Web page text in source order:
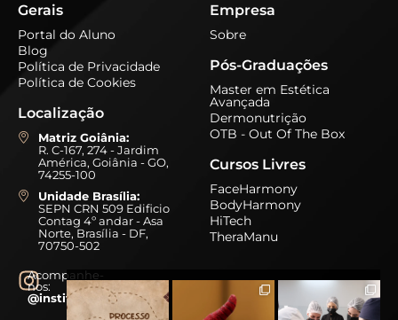
Gerais
Portal do Aluno
Blog
Política de Privacidade
Política de Cookies
Localização
Matriz Goiânia:
R. C-167, 274 - Jardim
América, Goiânia - GO,
74255-100
Unidade Brasília:
SEPN CRN 509 Edificio
Contag 4º andar - Asa
Norte, Brasília - DF,
70750-502
Empresa
Sobre
Pós-Graduações
Master em Estética
Avançada
Dermonutrição
OTB - Out Of The Box
Cursos Livres
FaceHarmony
BodyHarmony
HiTech
TheraManu
Acompanhe-
nos:
@instituto.iese